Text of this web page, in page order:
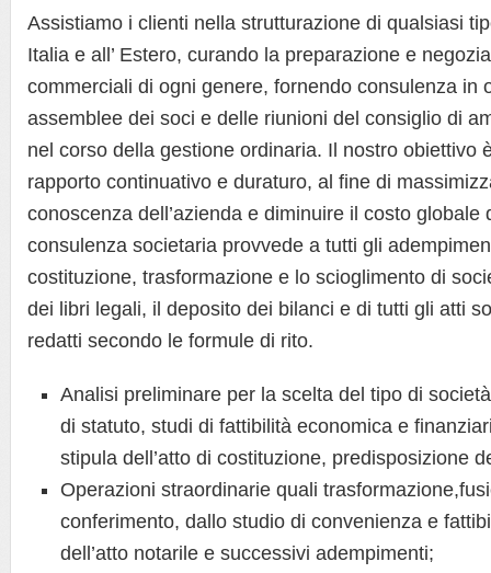
Assistiamo i clienti nella strutturazione di qualsiasi
Italia e all’ Estero, curando la preparazione e
commerciali di ogni genere, fornendo consulenza in
assemblee dei soci e delle riunioni del consiglio di
nel corso della gestione ordinaria. Il nostro obiettivo
rapporto continuativo e duraturo, al fine di
conoscenza dell’azienda e diminuire il costo globale
consulenza societaria provvede a tutti gli
costituzione, trasformazione e lo scioglimento di
dei libri legali, il deposito dei bilanci e di tutti gli atti
redatti secondo le formule di rito.
Analisi preliminare per la scelta del tipo di
di statuto, studi di fattibilità economica e
stipula dell’atto di costituzione, predisposizione
Operazioni straordinarie quali
conferimento, dallo studio di convenienza e
dell’atto notarile e successivi adempimenti;